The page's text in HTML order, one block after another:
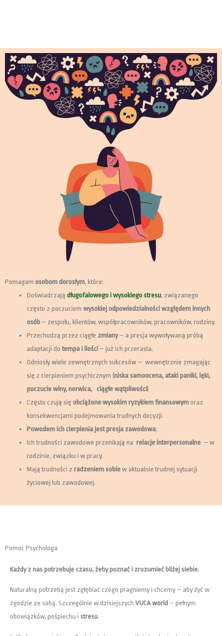
Pomagam osobom dorosłym, które:
Doświadczają długofalowego i wysokiego stresu, związanego
często z poczuciem wysokiej odpowiedzialności względem innych
osób– zespołu, klientów, współpracowników, pracowników, rodziny.
Przechodzą przez ciągłe zmiany– a presja wywoływaną próbą
adaptacji dotempa i ilości– już ich przerasta.
Odniosły wiele zewnętrznych sukcesów – wewnętrznie zmagając
się z cierpieniem psychicznym (niska samoocena, ataki paniki, lęki,
poczucie winy, nerwica, ciągłe wątpliwości)
Często czują się obciążone wysokim ryzykiem finansowymoraz
konsekwencjami podejmowania trudnych decyzji.
Powodem ich cierpienia jest presja zawodowa;
Ich trudności zawodowe przenikają na relacje interpersonalne – w
rodzinie, związku i w pracy.
Mają trudności z radzeniem sobie w aktualnie trudnej sytuacji
życiowej lub zawodowej.
Pomoc Psychologa
Każdy z nas potrzebuje czasu, żeby poznać i zrozumieć bliżej siebie.
Naturalną potrzebą jest zgłębiać czego pragniemy i chcemy – aby żyć w
zgodzie ze sobą. Szczególnie w dzisiejszych VUCA world – pełnym
obowiązków, pośpiechu i stresu.